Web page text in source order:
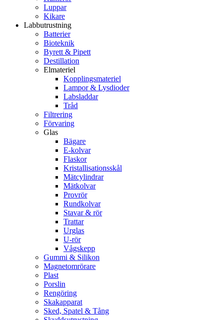
Luppar
Kikare
Labbutrustning
Batterier
Bioteknik
Byrett & Pipett
Destillation
Elmateriel
Kopplingsmateriel
Lampor & Lysdioder
Labsladdar
Tråd
Filtrering
Förvaring
Glas
Bägare
E-kolvar
Flaskor
Kristallisationsskål
Mätcylindrar
Mätkolvar
Provrör
Rundkolvar
Stavar & rör
Trattar
Urglas
U-rör
Vågskepp
Gummi & Silikon
Magnetomrörare
Plast
Porslin
Rengöring
Skakapparat
Sked, Spatel & Tång